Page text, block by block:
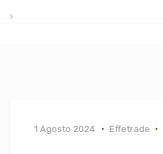
1 Agosto 2024 Effetrade